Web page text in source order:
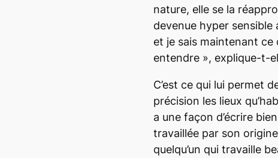
nature, elle se la
devenue hyper
et je sais maintenant ce
entendre », explique-t-
C’est ce qui lui permet
précision les lieux
a une façon d’écrire
travaillée par son
quelqu’un qui travaille